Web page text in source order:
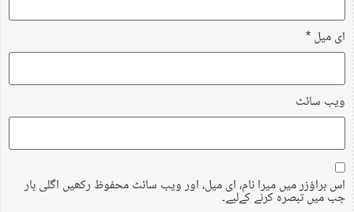
ای میل*
ویب‌ سائٹ
اس براؤزر میں میرا نام، ای میل، اور ویب سائٹ محفوظ رکھیں اگلی بار
جب میں تبصرہ کرنے کےلیے۔